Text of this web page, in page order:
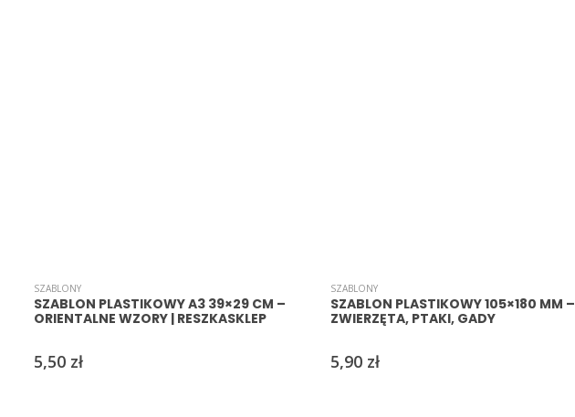
SZABLONY
SZABLON PLASTIKOWY A3 39×29 CM –
ORIENTALNE WZORY | RESZKASKLEP
5,50 zł
SZABLONY
SZABLON PLASTIKOWY 105×180 MM –
ZWIERZĘTA, PTAKI, GADY
5,90 zł